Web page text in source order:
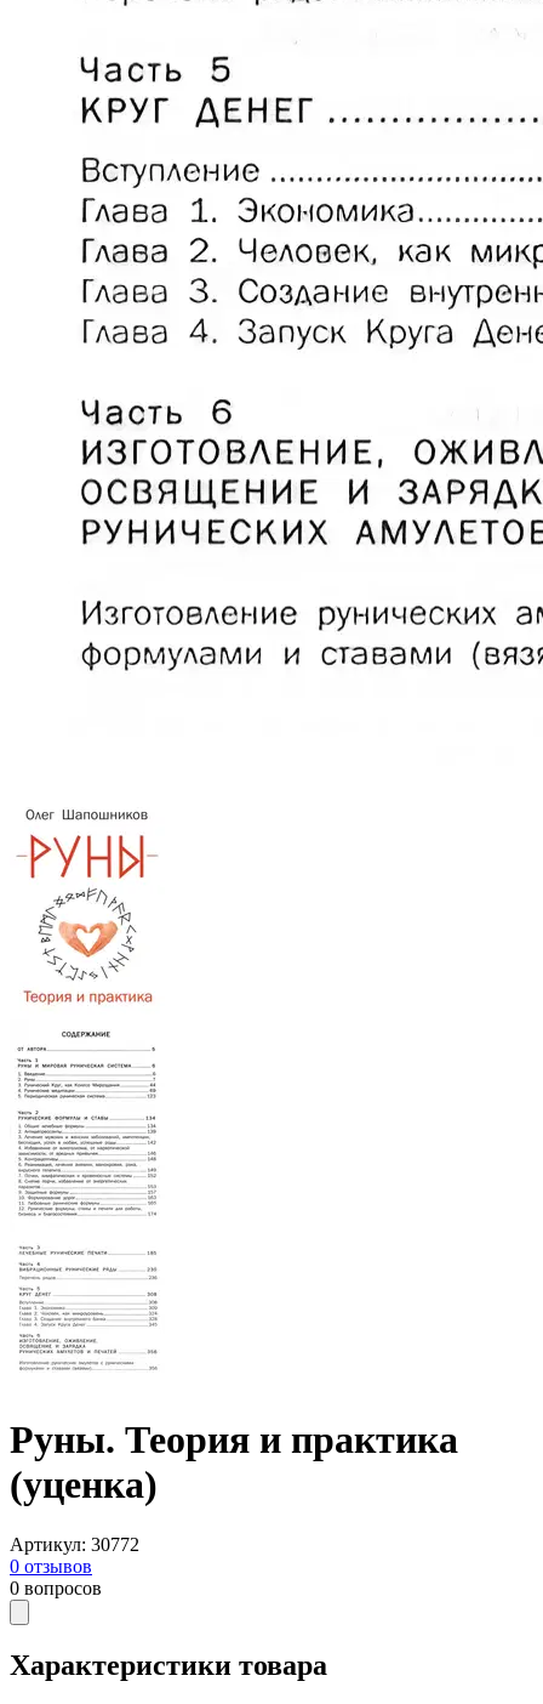
Руны. Теория и практика
(уценка)
Артикул: 30772
0 отзывов
0 вопросов
Характеристики товара